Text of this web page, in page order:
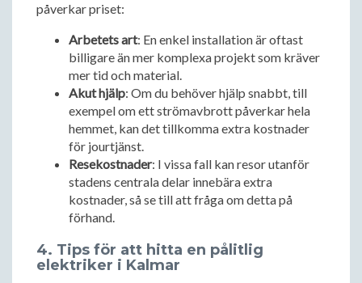
påverkar priset:
Arbetets art: En enkel installation är oftast
billigare än mer komplexa projekt som kräver
mer tid och material.
Akut hjälp: Om du behöver hjälp snabbt, till
exempel om ett strömavbrott påverkar hela
hemmet, kan det tillkomma extra kostnader
för jourtjänst.
Resekostnader: I vissa fall kan resor utanför
stadens centrala delar innebära extra
kostnader, så se till att fråga om detta på
förhand.
4. Tips för att hitta en pålitlig
elektriker i Kalmar